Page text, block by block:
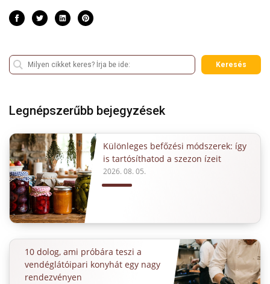
Keresés
Legnépszerűbb bejegyzések
Különleges befőzési módszerek: így
is tartósíthatod a szezon ízeit
2026. 08. 05.
10 dolog, ami próbára teszi a
vendéglátóipari konyhát egy nagy
rendezvényen